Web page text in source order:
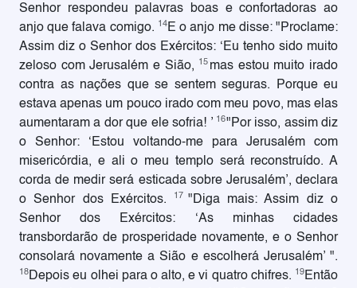
Senhor respondeu palavras boas e confortadoras ao
anjo que falava comigo. 14 E o anjo me disse: "Proclame:
Assim diz o Senhor dos Exércitos: ‘Eu tenho sido muito
zeloso com Jerusalém e Sião, 15 mas estou muito irado
contra as nações que se sentem seguras. Porque eu
estava apenas um pouco irado com meu povo, mas elas
aumentaram a dor que ele sofria! ’ 16"Por isso, assim diz
o Senhor: ‘Estou voltando-me para Jerusalém com
misericórdia, e ali o meu templo será reconstruído. A
corda de medir será esticada sobre Jerusalém’, declara
o Senhor dos Exércitos.
17 "Diga mais: Assim diz o
Senhor dos Exércitos: ‘As minhas cidades
transbordarão de prosperidade novamente, e o Senhor
consolará novamente a Sião e escolherá Jerusalém’ ".
18Depois eu olhei para o alto, e vi quatro chifres. 19 Então